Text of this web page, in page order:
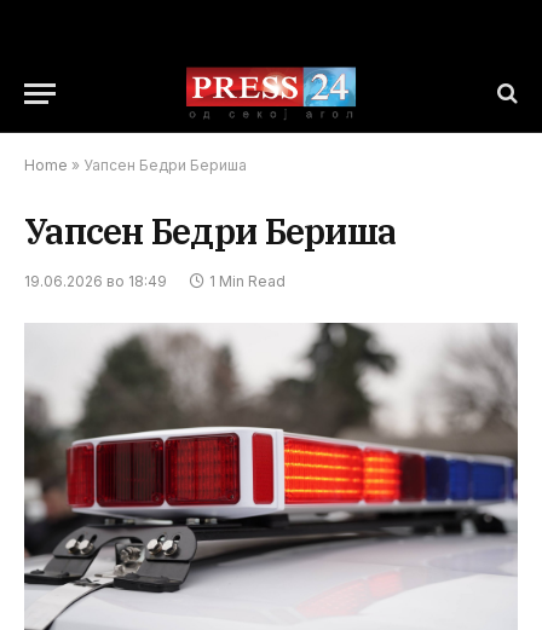
Home » Уапсен Бедри Бериша
Уапсен Бедри Бериша
19.06.2026 во 18:49 1 Min Read